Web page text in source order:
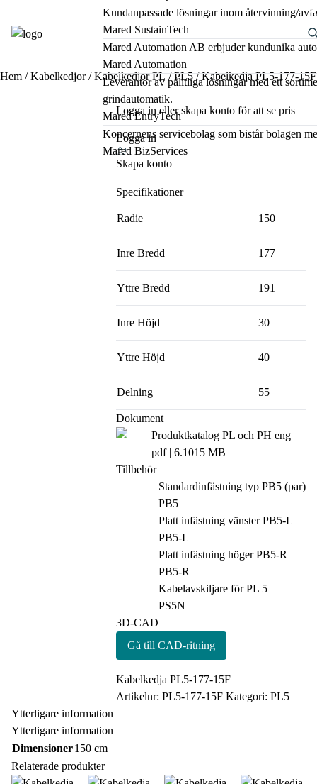
Kundanpassade lösningar inom återvinning/
Mared SustainTech
Mared Automation AB erbjuder kundunika
Mared Automation
Leverantör av pålitliga lösningar med ett
grindautomatik.
Mared EntryTech
Koncernens servicebolag som bistår bolagen
Mared BizServices
Hem /Kabelkedjor/Kabelkedjor PL/PL5/ Kabelkedja PL5-177-15F
Logga in eller skapa konto för att se pris
Logga in
Skapa konto
Specifikationer
Radie 150
Inre Bredd 177
Yttre Bredd 191
Inre Höjd 30
Yttre Höjd 40
Delning 55
Dokument
Produktkatalog PL och PH eng
pdf | 6.1015 MB
Tillbehör
Standardinfästning typ PB5 (par)
PB5
Platt infästning vänster PB5-L
PB5-L
Platt infästning höger PB5-R
PB5-R
Kabelavskiljare för PL 5
PS5N
3D-CAD
Gå till CAD-ritning
Kabelkedja PL5-177-15F
Artikelnr: PL5-177-15F Kategori: PL5
Ytterligare information
Ytterligare information
Dimensioner150 cm
Relaterade produkter